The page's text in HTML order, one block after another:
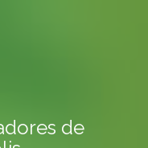
de